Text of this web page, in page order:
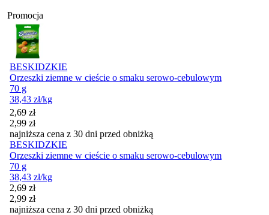
Promocja
BESKIDZKIE
Orzeszki ziemne w cieście o smaku serowo-cebulowym
70 g
38,43 zł/kg
Cena promocyjna
2,69 zł
2,99 zł
najniższa cena z 30 dni przed obniżką
BESKIDZKIE
Orzeszki ziemne w cieście o smaku serowo-cebulowym
70 g
38,43 zł/kg
Cena promocyjna
2,69 zł
2,99 zł
najniższa cena z 30 dni przed obniżką